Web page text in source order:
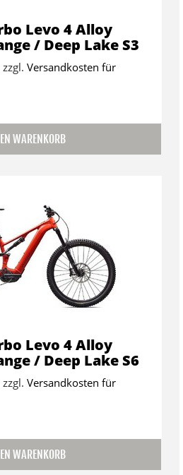
Levo 4 Alloy
/ Deep Lake S3
Versandkosten für
WARENKORB
Levo 4 Alloy
/ Deep Lake S6
Versandkosten für
WARENKORB